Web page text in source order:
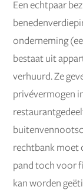
Een echtpaar
onderneming
bestaat uit
verhuurd. Ze
privévermogen
rechtbank moet
pand toch voor
kan worden